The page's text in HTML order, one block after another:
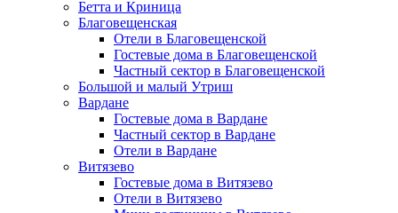
Бетта и Криница
Благовещенская
Отели в Благовещенской
Гостевые дома в Благовещенской
Частный сектор в Благовещенской
Большой и малый Утриш
Вардане
Гостевые дома в Вардане
Частный сектор в Вардане
Отели в Вардане
Витязево
Гостевые дома в Витязево
Отели в Витязево